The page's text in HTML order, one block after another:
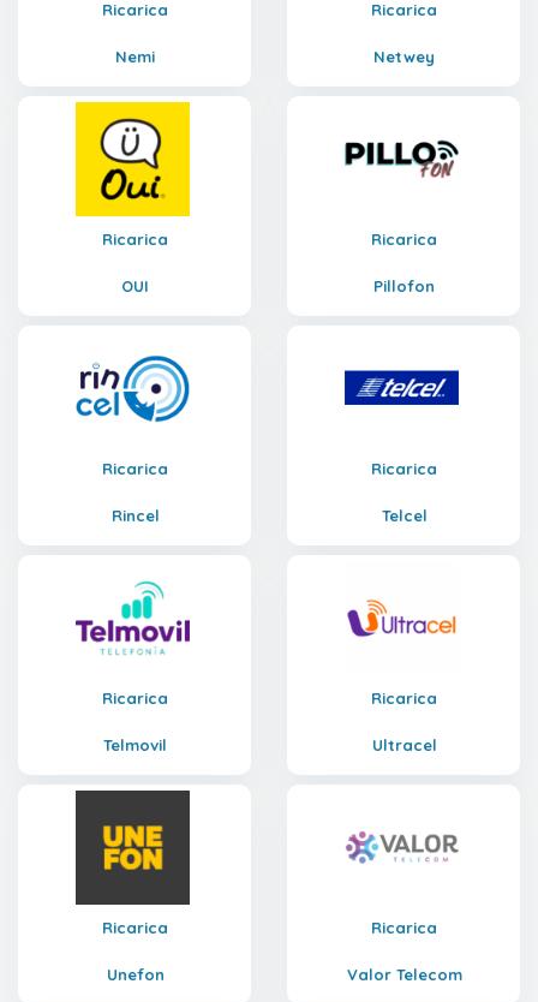
Ricarica
Nemi
Ricarica
Netwey
Ricarica
OUI
Ricarica
Pillofon
Ricarica
Rincel
Ricarica
Telcel
Ricarica
Telmovil
Ricarica
Ultracel
Ricarica
Unefon
Ricarica
Valor Telecom